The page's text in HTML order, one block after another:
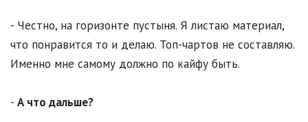
- Честно, на горизонте пустыня. Я листаю материал,
что понравится то и делаю. Топ-чартов не составляю.
Именно мне самому должно по кайфу быть.
- А что дальше?